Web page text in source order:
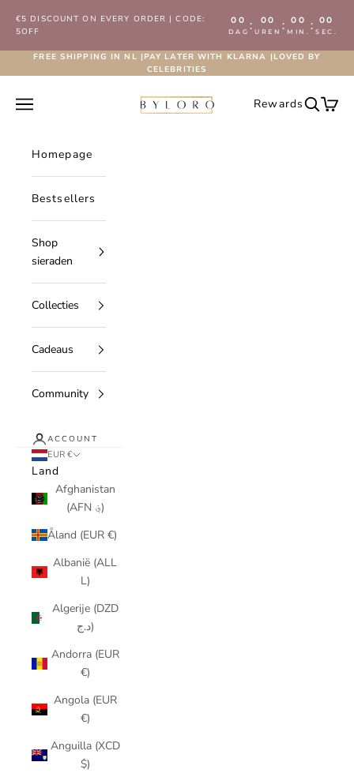
€5 DISCOUNT ON EVERY ORDER | CODE:
5OFF
00
DAG : 00
UREN : 00
MIN. : 00
SEC.
FREE SHIPPING IN NL |PAY LATER WITH KLARNA |LOVED BY
CELEBRITIES
Byloro.com
Navigatiemenu openen RewardsZoeken
Homepage
Bestsellers
Shop
sieraden
Collecties
Cadeaus
Community
ACCOUNT
EUR €
Land
Afghanistan
(AFN ؋)
Åland (EUR €)
Albanië (ALL
L)
Algerije (DZD
د.ج)
Andorra (EUR
€)
Angola (EUR
€)
Anguilla (XCD
$)